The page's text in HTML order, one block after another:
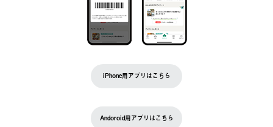
iPhone用アプリはこちら
Andoroid用アプリはこちら